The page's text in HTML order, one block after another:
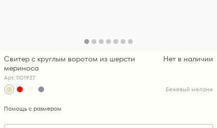
Свитер с круглым воротом из шерсти
мериноса
Арт. 1101937
Нет в наличии
Бежевый меланж
Помощь с размером